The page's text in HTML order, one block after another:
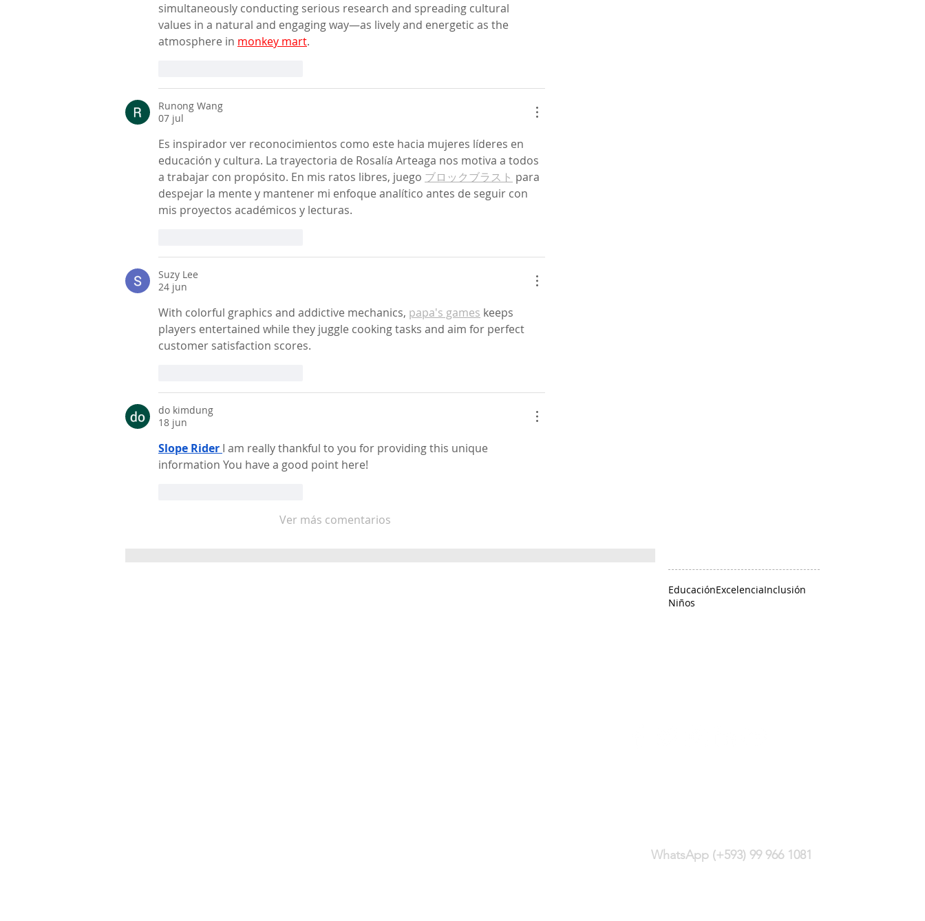
simultaneously conducting serious research and spreading cultural
values ​​in a natural and engaging way—as lively and energetic as the
atmosphere in monkey mart.
Runong Wang
07 jul
Es inspirador ver reconocimientos como este hacia mujeres líderes en
educación y cultura. La trayectoria de Rosalía Arteaga nos motiva a todos
a trabajar con propósito. En mis ratos libres, juego ブロックブラスト para
despejar la mente y mantener mi enfoque analítico antes de seguir con
mis proyectos académicos y lecturas.
Suzy Lee
24 jun
With colorful graphics and addictive mechanics, papa's games keeps
players entertained while they juggle cooking tasks and aim for perfect
customer satisfaction scores.
do kimdung
18 jun
Slope Rider I am really thankful to you for providing this unique
information You have a good point here!
Ver más comentarios
EducaciónExcelenciaInclusión
Niños
WhatsApp (+593) 99 966 1081